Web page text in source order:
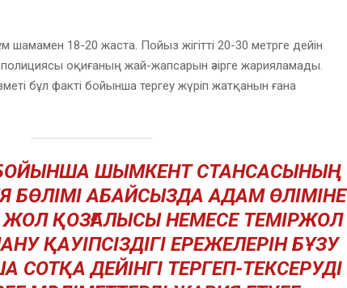
шамамен 18-20 жаста. Пойыз жігітті 20-30 метрге дейін
полициясы оқиғаның жай-жапсарын әзірге жарияламады.
бұл факті бойынша тергеу жүріп жатқанын ғана
БОЙЫНША ШЫМКЕНТ СТАНСАСЫНЫҢ
БӨЛІМІ АБАЙСЫЗДА АДАМ ӨЛІМІНЕ
ЖОЛ ҚОЗҒАЛЫСЫ НЕМЕСЕ ТЕМІРЖОЛ
ҚАУІПСІЗДІГІ ЕРЕЖЕЛЕРІН БҰЗУ
СОТҚА ДЕЙІНГІ ТЕРГЕП-ТЕКСЕРУДІ